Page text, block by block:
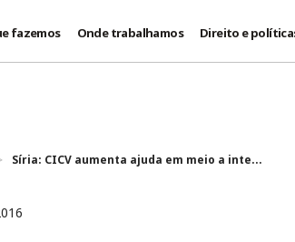
fazemos Onde trabalhamos Direito e
Síria: CICV aumenta ajuda em meio a inte...